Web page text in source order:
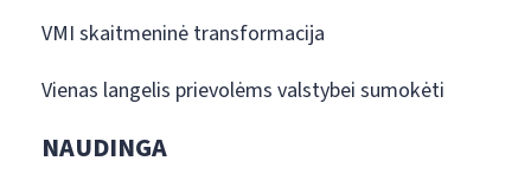
VMI skaitmeninė transformacija
Vienas langelis prievolėms valstybei sumokėti
NAUDINGA